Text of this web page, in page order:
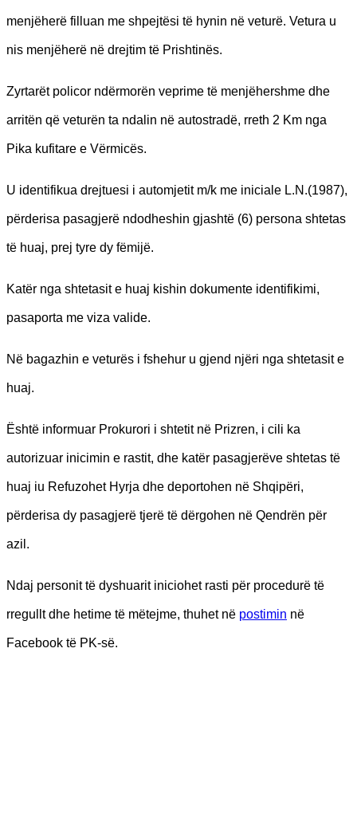
menjëherë filluan me shpejtësi të hynin në veturë. Vetura u
nis menjëherë në drejtim të Prishtinës.
Zyrtarët policor ndërmorën veprime të menjëhershme dhe
arritën që veturën ta ndalin në autostradë, rreth 2 Km nga
Pika kufitare e Vërmicës.
U identifikua drejtuesi i automjetit m/k me iniciale L.N.(1987),
përderisa pasagjerë ndodheshin gjashtë (6) persona shtetas
të huaj, prej tyre dy fëmijë.
Katër nga shtetasit e huaj kishin dokumente identifikimi,
pasaporta me viza valide.
Në bagazhin e veturës i fshehur u gjend njëri nga shtetasit e
huaj.
Është informuar Prokurori i shtetit në Prizren, i cili ka
autorizuar inicimin e rastit, dhe katër pasagjerëve shtetas të
huaj iu Refuzohet Hyrja dhe deportohen në Shqipëri,
përderisa dy pasagjerë tjerë të dërgohen në Qendrën për
azil.
Ndaj personit të dyshuarit iniciohet rasti për procedurë të
rregullt dhe hetime të mëtejme, thuhet në postimin në
Facebook të PK-së.